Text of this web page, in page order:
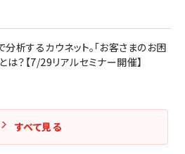
析するカウネット。「お客さまのお困
は？【7/29リアルセミナー開催】
すべて見る